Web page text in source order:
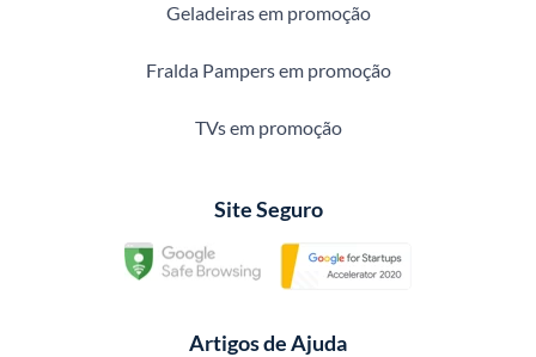
Geladeiras em promoção
Fralda Pampers em promoção
TVs em promoção
Site Seguro
Artigos de Ajuda